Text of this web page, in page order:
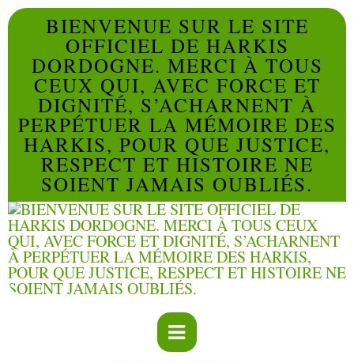
BIENVENUE SUR LE SITE
OFFICIEL DE HARKIS
DORDOGNE. MERCI À TOUS
CEUX QUI, AVEC FORCE ET
DIGNITÉ, S’ACHARNENT À
PERPÉTUER LA MÉMOIRE DES
HARKIS, POUR QUE JUSTICE,
RESPECT ET HISTOIRE NE
SOIENT JAMAIS OUBLIÉS.